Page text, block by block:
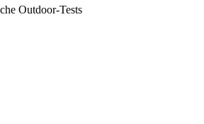
Outdoor-Tests